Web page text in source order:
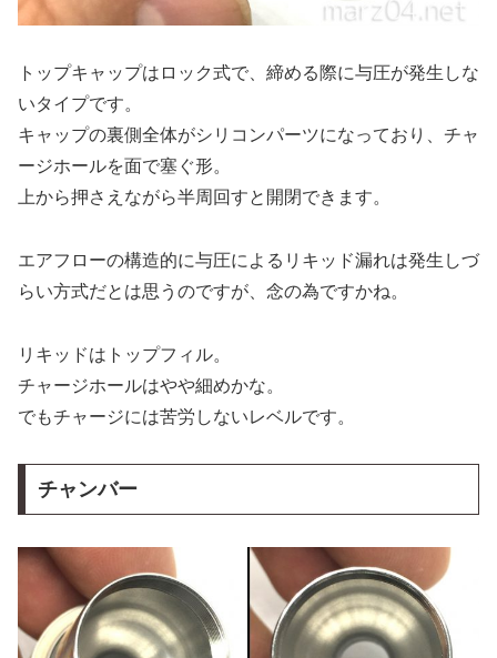
トップキャップはロック式で、締める際に与圧が発生しな
いタイプです。
キャップの裏側全体がシリコンパーツになっており、チャ
ージホールを面で塞ぐ形。
上から押さえながら半周回すと開閉できます。
エアフローの構造的に与圧によるリキッド漏れは発生しづ
らい方式だとは思うのですが、念の為ですかね。
リキッドはトップフィル。
チャージホールはやや細めかな。
でもチャージには苦労しないレベルです。
チャンバー